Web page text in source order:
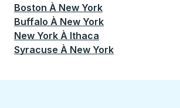
Boston À New York
Buffalo À New York
New York À Ithaca
Syracuse À New York